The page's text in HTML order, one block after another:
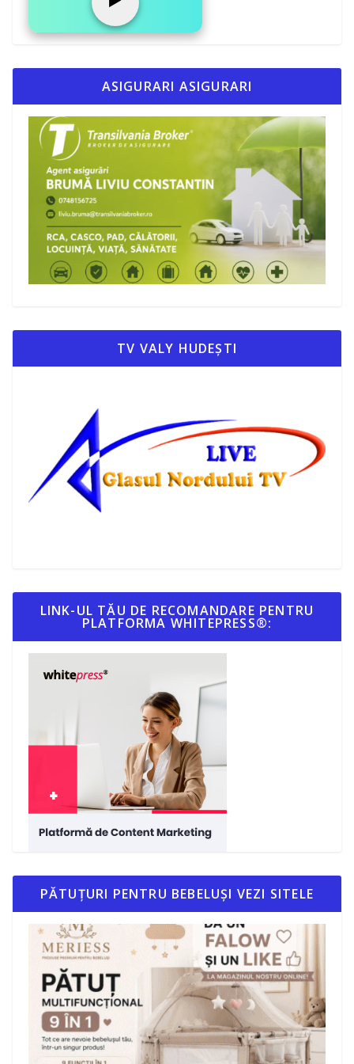
ASIGURARI ASIGURARI
TV VALY HUDEȘTI
LINK-UL TĂU DE RECOMANDARE PENTRU
PLATFORMA WHITEPRESS®:
PĂTUȚURI PENTRU BEBELUȘI VEZI SITELE